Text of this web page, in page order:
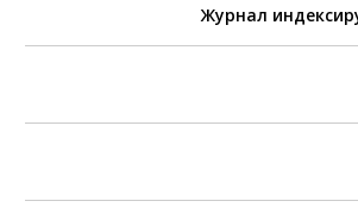
Журнал